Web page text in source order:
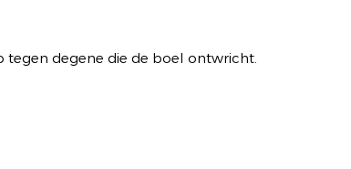
tegen degene die de boel ontwricht.